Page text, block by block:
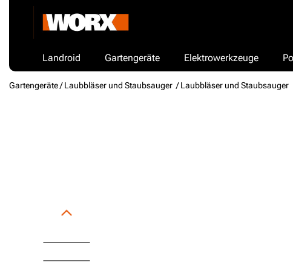
Landroid Gartengeräte Elektrowerkzeuge
Gartengeräte /Laubbläser und Staubsauger / Laubbläser und Staubsauger